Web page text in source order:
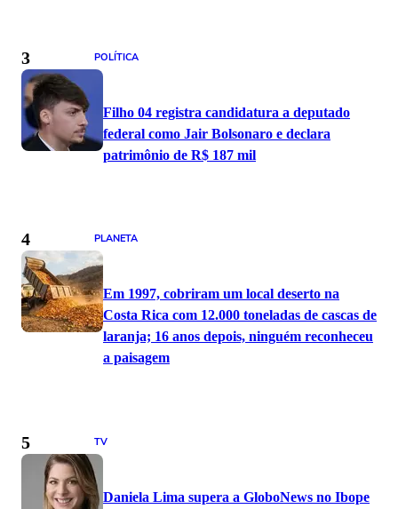
3 POLÍTICA
Filho 04 registra candidatura a deputado
federal como Jair Bolsonaro e declara
patrimônio de R$ 187 mil
4 PLANETA
Em 1997, cobriram um local deserto na
Costa Rica com 12.000 toneladas de cascas de
laranja; 16 anos depois, ninguém reconheceu
a paisagem
5 TV
Daniela Lima supera a GloboNews no Ibope